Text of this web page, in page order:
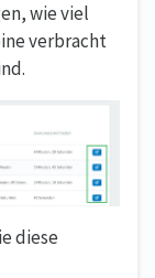
wie viel
verbracht
diese